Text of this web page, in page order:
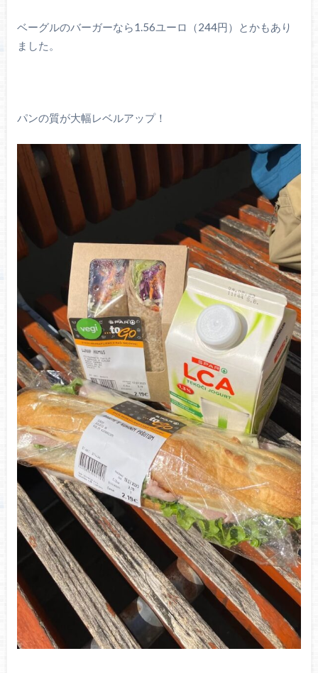
ベーグルのバーガーなら1.56ユーロ（244円）とかもあり
ました。
パンの質が大幅レベルアップ！